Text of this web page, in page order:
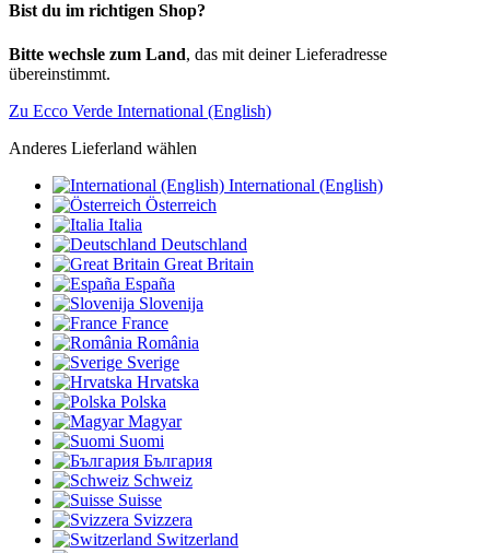
Bist du im richtigen Shop?
Bitte wechsle zum Land, das mit deiner Lieferadresse
übereinstimmt.
Zu Ecco Verde International (English)
Anderes Lieferland wählen
International (English)
Österreich
Italia
Deutschland
Great Britain
España
Slovenija
France
România
Sverige
Hrvatska
Polska
Magyar
Suomi
България
Schweiz
Suisse
Svizzera
Switzerland